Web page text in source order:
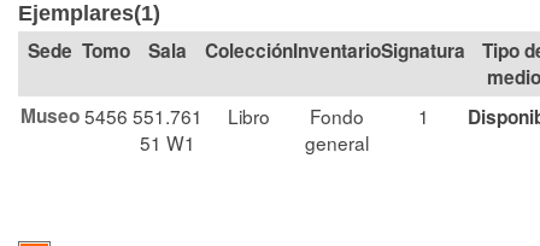
Ejemplares(1)
Tomo Sala Colección Signatura
Tipo
medio
Museo5456 551.761
51 W1
Libro
Fondo
general
1